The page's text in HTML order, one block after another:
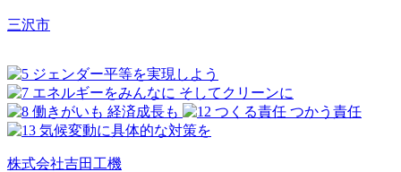
三沢市
株式会社吉田工機